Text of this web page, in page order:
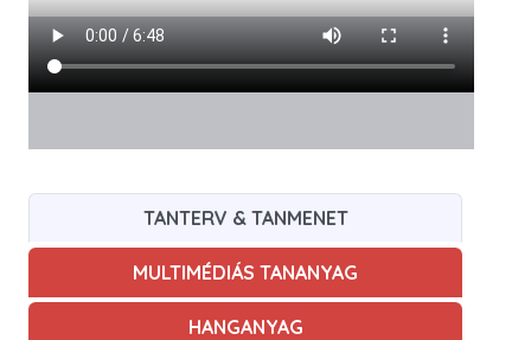
TANTERV & TANMENET
MULTIMÉDIÁS TANANYAG
HANGANYAG